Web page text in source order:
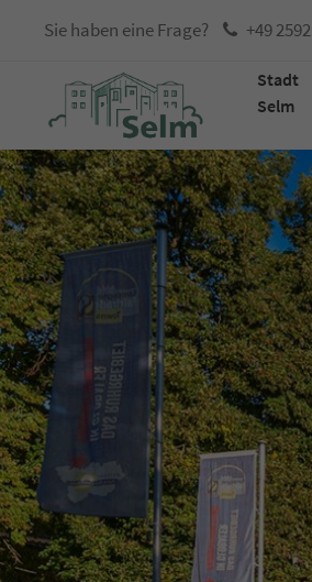
Sie haben eine Frage? +49
Stadt
Selm